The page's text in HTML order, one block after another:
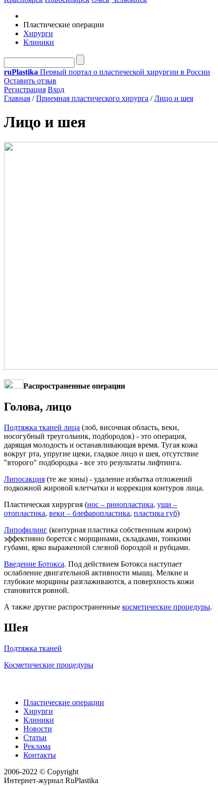
Пластические операции
Хирурги
Клиники
ruPlastika Первый портал о пластической хирургии в России
Оставить отзыв
Регистрация Вход
Главная /Приемная пластического хирурга /Лицо и шея
Лицо и шея
Распространенные операции
Голова, лицо
Подтяжка тканей лица (лоб, височная область, веки,
носогубный треугольник, подбородок) - это операция,
дарящая молодость и останавливающая время. Тугая кожа
вокруг рта, упругие щеки, гладкое лицо и шея, отсутствие
"второго" подбородка - все это результаты лифтинга.
Липосакция (те же зоны) - удаление избытка отложений
подкожной жировой клетчатки и коррекция контуров лица.
Пластическая хирургия (нос – ринопластика, уши –
отопластика, веки – блефаропластика, пластика губ)
Липофилинг (контурная пластика собственным жиром)
эффективно борется с морщинами, складками, тонкими
губами, ярко выраженной слезной бороздой и рубцами.
Введение Ботокса. Под действием Ботокса наступает
ослабление двигательной активности мышц. Мелкие и
глубокие морщины разглаживаются, а поверхность кожи
становится ровной.
А также другие распространенные косметические процедуры.
Шея
Подтяжка тканей
Косметические процедуры
Пластические операции
Хирурги
Клиники
Новости
Статьи
Реклама
Контакты
2006-2022 © Copyright
Интернет-журнал RuPlastika